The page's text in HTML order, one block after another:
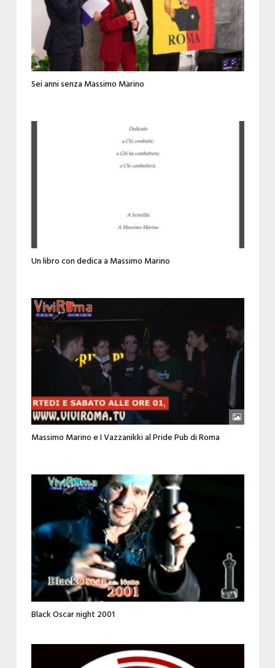
Sei anni senza Massimo Marino
Un libro con dedica a Massimo Marino
Massimo Marino e I Vazzanikki al Pride Pub di Roma
Black Oscar night 2001